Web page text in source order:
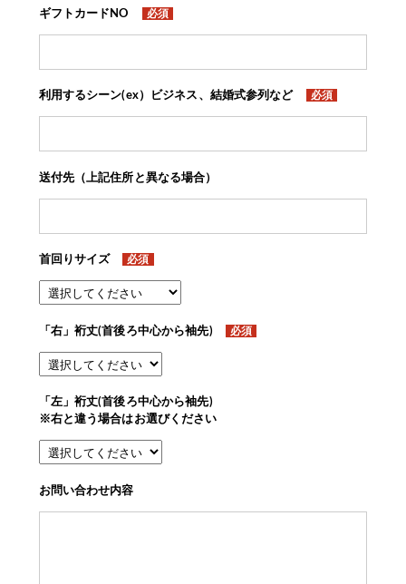
ギフトカードNO 必須
利用するシーン(ex）ビジネス、結婚式参列など 必須
送付先（上記住所と異なる場合）
首回りサイズ 必須
「右」裄丈(首後ろ中心から袖先) 必須
「左」裄丈(首後ろ中心から袖先)
※右と違う場合はお選びください
お問い合わせ内容